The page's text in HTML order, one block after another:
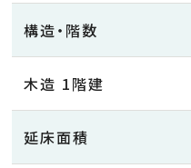
構造・階数
木造 1階建
延床面積